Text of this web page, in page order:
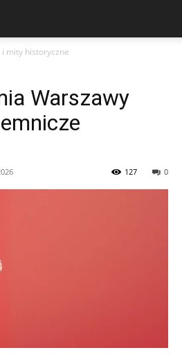
i mity historyczne
Warszawy
0
127